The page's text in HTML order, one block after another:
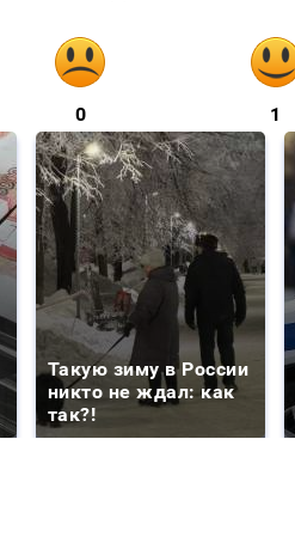
0 1
Такую зиму в России
никто не ждал: как
так?!